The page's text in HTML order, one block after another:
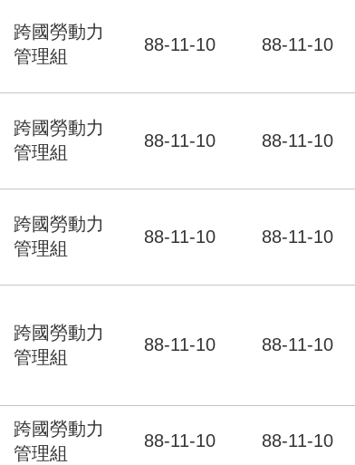
跨國勞動力
管理組
88-11-10 88-11-10
跨國勞動力
管理組
88-11-10 88-11-10
跨國勞動力
管理組
88-11-10 88-11-10
跨國勞動力
管理組
88-11-10 88-11-10
跨國勞動力
管理組
88-11-10 88-11-10